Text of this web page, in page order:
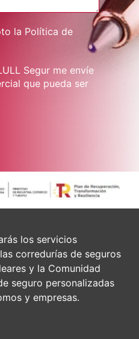
la Política de
Segur me envíe
que pueda ser
los servicios
corredurías de seguros
y la Comunidad
seguro personalizadas
y empresas.